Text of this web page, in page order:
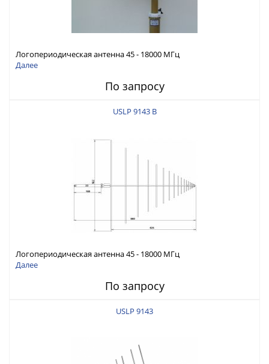
Логопериодическая антенна 45 - 18000 МГц
Далее
По запросу
USLP 9143 B
Логопериодическая антенна 45 - 18000 МГц
Далее
По запросу
USLP 9143